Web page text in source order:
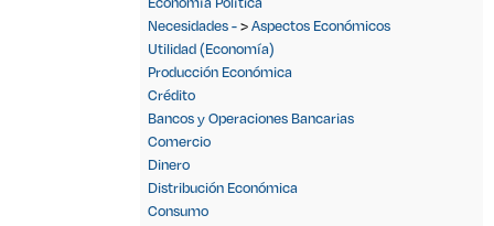
Necesidades ->Aspectos Económicos
Utilidad (Economía)
Producción Económica
Crédito
Bancos y Operaciones Bancarias
Comercio
Dinero
Distribución Económica
Consumo